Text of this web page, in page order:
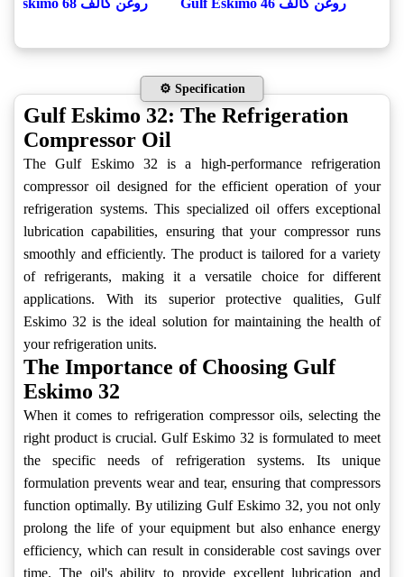
روغن گالف Gulf Eskimo 46 روغن گالف Gulf Eskimo 68
⚙️ Specification
Gulf Eskimo 32: The Refrigeration
Compressor Oil
The Gulf Eskimo 32 is a high-performance refrigeration
compressor oil designed for the efficient operation of your
refrigeration systems. This specialized oil offers exceptional
lubrication capabilities, ensuring that your compressor runs
smoothly and efficiently. The product is tailored for a variety
of refrigerants, making it a versatile choice for different
applications. With its superior protective qualities, Gulf
Eskimo 32 is the ideal solution for maintaining the health of
your refrigeration units.
The Importance of Choosing Gulf
Eskimo 32
When it comes to refrigeration compressor oils, selecting the
right product is crucial. Gulf Eskimo 32 is formulated to meet
the specific needs of refrigeration systems. Its unique
formulation prevents wear and tear, ensuring that compressors
function optimally. By utilizing Gulf Eskimo 32, you not only
prolong the life of your equipment but also enhance energy
efficiency, which can result in considerable cost savings over
time. The oil's ability to provide excellent lubrication and